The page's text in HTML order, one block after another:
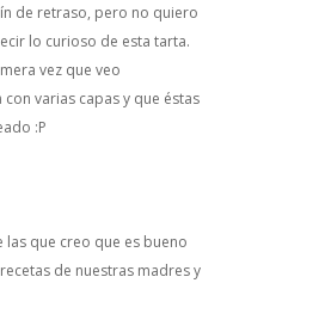
de retraso, pero no quiero
lo curioso de esta tarta.
vez que veo
varias capas y que éstas
:P
las que creo que es bueno
de nuestras madres y